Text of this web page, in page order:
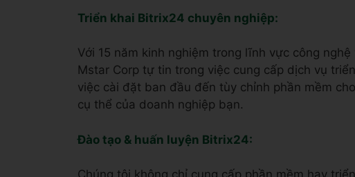
Với 15 năm kinh nghiệm trong lĩnh vực công
Mstar Corp tự tin trong việc cung cấp dịch vụ
việc cài đặt ban đầu đến tùy chỉnh phần mềm